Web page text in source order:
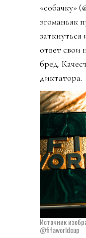
«собачку»
эгоманьяк
заткнуться
ответ свои
бред.
диктатора.
Источник
@fifaworldcup